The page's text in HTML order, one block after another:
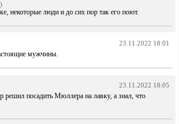
некоторые люди и до сих пор так его поют.
23.11.2022 18:01
мужчины.
23.11.2022 18:05
решил посадить Мюллера на лавку, а знал, что